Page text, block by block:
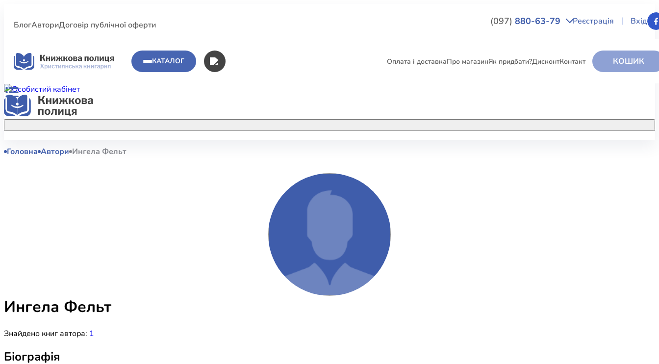
БлогАвториДоговір публічної оферти (097) 880-63-79 Реєстрація Вхід
КАТАЛОГ Оплата і доставкаПро магазинЯк придбати?ДисконтКонтакт КОШИК
Акційні пропозиції
КНИГИ
Біблійне консультування
ЕЛЕКТРОННІ КНИГИ
КНИГА В КОМПЛЕКТІ
Головна Автори Ингела Фельт
Ингела Фельт
Знайдено книг автора: 1
Біографія